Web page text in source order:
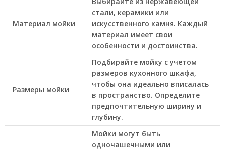
Материал мойки
стали, керамики или
искусственного камня. Каждый
материал имеет свои
особенности и достоинства.
Размеры мойки
Подбирайте мойку с учетом
размеров кухонного шкафа,
чтобы она идеально вписалась
в пространство. Определите
предпочтительную ширину и
глубину.
Мойки могут быть
одночашечными или